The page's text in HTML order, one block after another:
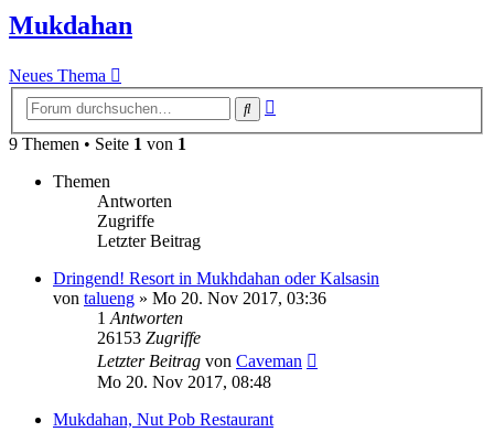
Mukdahan
Neues Thema
Suche
9 Themen • Seite 1 von 1
Themen
Antworten
Zugriffe
Letzter Beitrag
Dringend! Resort in Mukhdahan oder Kalsasin
von talueng » Mo 20. Nov 2017, 03:36
1Antworten
26153 Zugriffe
Letzter Beitrag von Caveman
Mo 20. Nov 2017, 08:48
Mukdahan, Nut Pob Restaurant